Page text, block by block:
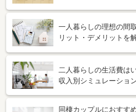
一人暮らしの理想の間
リット・デメリットを
二人暮らしの生活費は
収入別シミュレーショ
同棲カップルにおすす